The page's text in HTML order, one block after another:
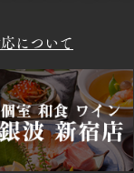
について